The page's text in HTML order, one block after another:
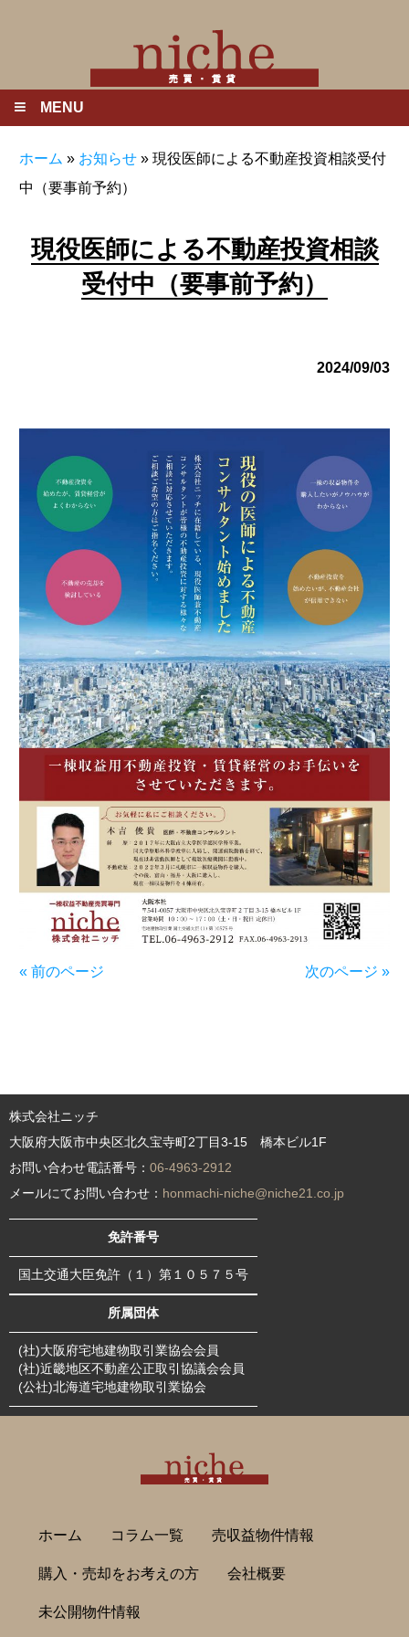
MENU
ホーム » お知らせ »現役医師による不動産投資相談受付
中（要事前予約）
現役医師による不動産投資相談
受付中（要事前予約）
2024/09/03
« 前のページ 次のページ »
株式会社ニッチ
大阪府大阪市中央区北久宝寺町2丁目3-15 橋本ビル1F
お問い合わせ電話番号： 06-4963-2912
メールにてお問い合わせ： honmachi-niche@niche21.co.jp
免許番号
国土交通大臣免許（１）第１０５７５号
所属団体
(社)大阪府宅地建物取引業協会会員
(社)近畿地区不動産公正取引協議会会員
(公社)北海道宅地建物取引業協会
ホーム コラム一覧 売収益物件情報
購入・売却をお考えの方 会社概要
未公開物件情報